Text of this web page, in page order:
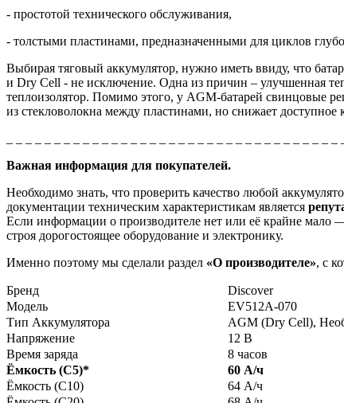
- простотой технического обслуживания,
- толстыми пластинами, предназначенными для циклов
Выбирая тяговый аккумулятор, нужно иметь ввиду, что
и Dry Cell - не исключение. Одна из причин – улучшенная
теплоизолятор. Помимо этого, у AGM-батарей свинцовые
из стекловолокна между пластинами, но снижает доступное
Важная информация для покупателей.
Необходимо знать, что проверить качество любой
документации техническим характеристикам является
Если информации о производителе нет или её крайне мало
строя дорогостоящее оборудование и электронику.
Именно поэтому мы сделали раздел «О производителе», с
Бренд
Discover
Модель
EV512A-070
Тип Аккумулятора
AGM (Dry Cell),
Напряжение
12 В
Время заряда
8 часов
Ёмкость (С5)*
60 А/ч
Ёмкость (С10)
64 А/ч